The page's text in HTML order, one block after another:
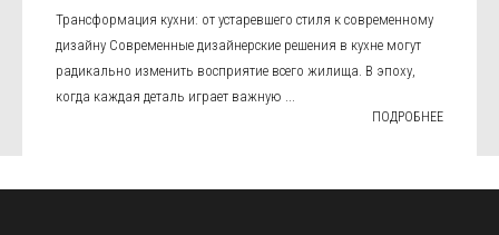
Трансформация кухни: от устаревшего стиля к современному
дизайну Современные дизайнерские решения в кухне могут
радикально изменить восприятие всего жилища. В эпоху,
когда каждая деталь играет важную ...
ПОДРОБНЕЕ